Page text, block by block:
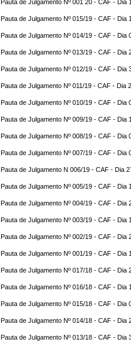
Pauta de Julgamento Nº 001 20 - CAF - Dia
Pauta de Julgamento Nº 015/19 - CAF - Dia
Pauta de Julgamento Nº 014/19 - CAF - Dia
Pauta de Julgamento Nº 013/19 - CAF - Dia
Pauta de Julgamento Nº 012/19 - CAF - Dia
Pauta de Julgamento Nº 011/19 - CAF - Dia
Pauta de Julgamento Nº 010/19 - CAF - Dia
Pauta de Julgamento Nº 009/19 - CAF - Dia
Pauta de Julgamento Nº 008/19 - CAF - Dia
Pauta de Julgamento Nº 007/19 - CAF - Dia
Pauta de Julgamento N 006/19 - CAF - Dia
Pauta de Julgamento Nº 005/19 - CAF - Dia
Pauta de Julgamento Nº 004/19 - CAF - Dia
Pauta de Julgamento Nº 003/19 - CAF - Dia
Pauta de Julgamento Nº 002/19 - CAF - Dia
Pauta de Julgamento Nº 001/19 - CAF - Dia
Pauta de Julgamento Nº 017/18 - CAF - Dia
Pauta de Julgamento Nº 016/18 - CAF - Dia
Pauta de Julgamento Nº 015/18 - CAF - Dia
Pauta de Julgamento Nº 014/18 - CAF - Dia
Pauta de Julgamento Nº 013/18 - CAF - Dia